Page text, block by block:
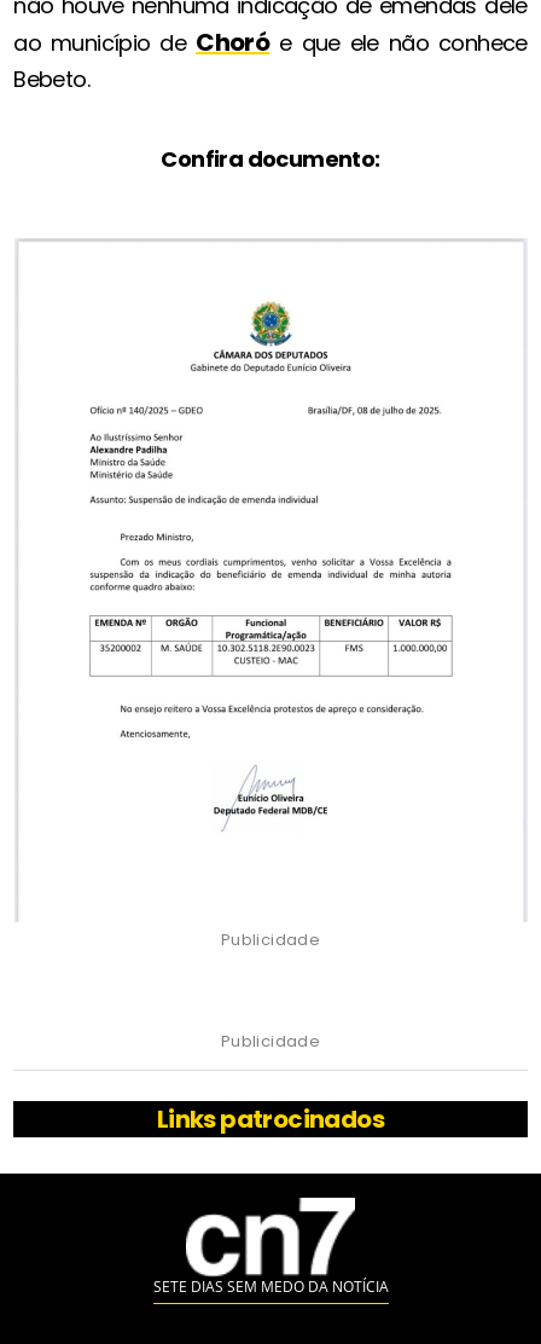
ao município de Choróe que ele não conhece
Bebeto.
Confira documento:
Publicidade
Publicidade
Links patrocinados
SETE DIAS SEM MEDO DA NOTÍCIA